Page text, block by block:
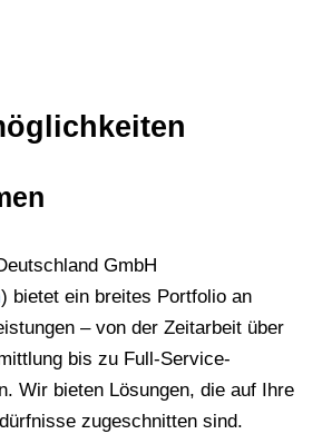
GmbH
) bietet ein breites Portfolio an
– von der Zeitarbeit über
bis zu Full-Service-
Wir bieten Lösungen, die auf Ihre
zugeschnitten sind.